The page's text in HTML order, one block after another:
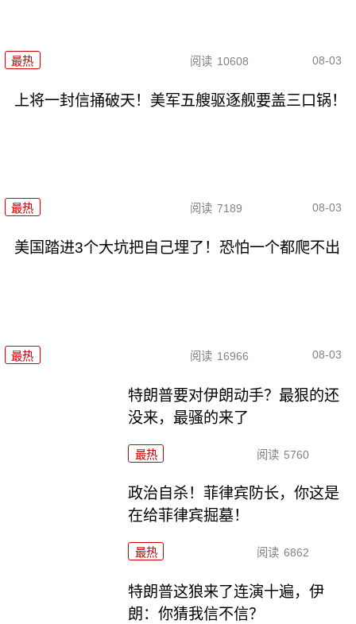
最热 阅读 10608 08-03
上将一封信捅破天！美军五艘驱逐舰要盖三口锅！
最热 阅读 7189 08-03
美国踏进3个大坑把自己埋了！恐怕一个都爬不出
最热 阅读 16966 08-03
特朗普要对伊朗动手？最狠的还
没来，最骚的来了
最热 阅读 5760
政治自杀！菲律宾防长，你这是
在给菲律宾掘墓！
最热 阅读 6862
特朗普这狼来了连演十遍，伊
朗：你猜我信不信？